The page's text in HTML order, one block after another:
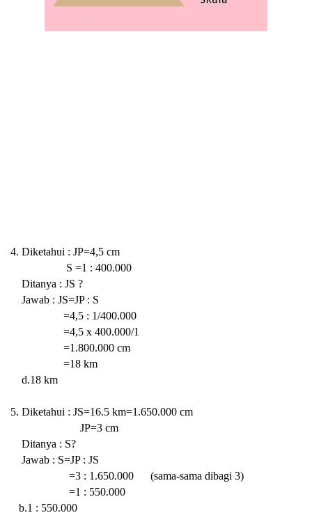
4. Diketahui : JP=4,5 cm
S =1 : 400.000
Ditanya : JS ?
Jawab : JS=JP : S
=4,5 : 1/400.000
=4,5 x 400.000/1
=1.800.000 cm
=18 km
d.18 km
5. Diketahui : JS=16.5 km=1.650.000 cm
JP=3 cm
Ditanya : S?
Jawab : S=JP : JS
=3 : 1.650.000 (sama-sama dibagi 3)
=1 : 550.000
b.1 : 550.000